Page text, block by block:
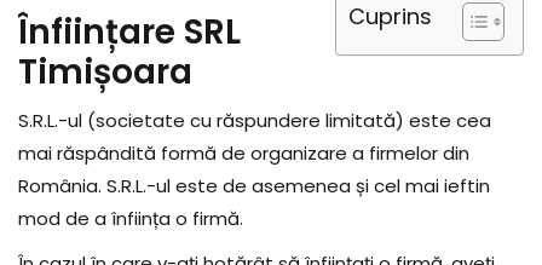
Cuprins
Înființare SRL
Timișoara
S.R.L.-ul (societate cu răspundere limitată) este cea
mai răspândită formă de organizare a firmelor din
România. S.R.L.-ul este de asemenea și cel mai ieftin
mod de a înființa o firmă.